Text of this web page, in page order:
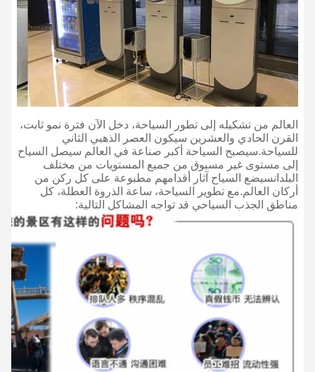
العالم من تشكيله إلى تطور السياحة، دخل الآن فترة نمو ثابت،
القرن الحادي والعشرين سيكون العصر الذهبي الثاني
للسياحة.سيصبح السياحة أكبر صناعة في العالم سيصل السياح
إلى مستوى غير مسبوق من جميع المستويات من مختلف
البلدانسيضع السياح آثار أقدامهم مطبوعة على كل ركن من
أركان العالم.مع تطوير السياحة، ساعة الذروة العطلة، كل
مناطق الجذب السياحي قد تواجه المشاكل التالية: